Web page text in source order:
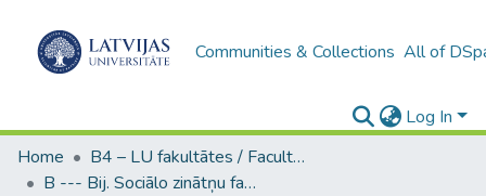
Communities & Collections All of
Log In
Home
B4 – LU fakultātes / Faculties of the UL
B --- Bij. Sociālo zinātņu fakultātes noslēguma darbi / Faculty of Social Sciences - Graduate works